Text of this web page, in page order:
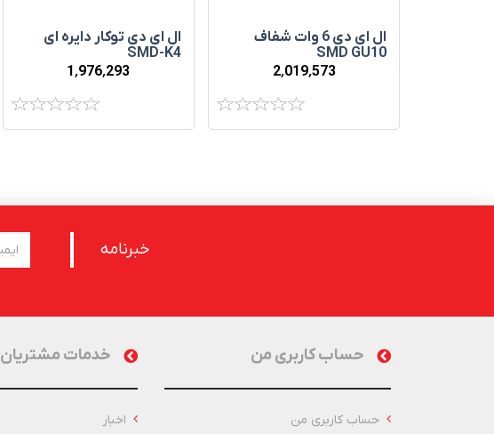
ال ای دی 6 وات شفاف
SMD GU10
2٬019٬573
ال ای دی توکار دایره ای
SMD-K4
1٬976٬293
خبرنامه
حساب کاربری من
حساب کاربری من
خدمات مشتریان
اخبار